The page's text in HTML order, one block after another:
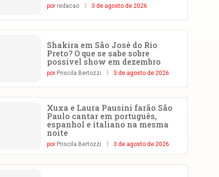
por redacao 3 de agosto de 2026
Shakira em São José do Rio
Preto? O que se sabe sobre
possível show em dezembro
por Priscila Bertozzi 3 de agosto de 2026
Xuxa e Laura Pausini farão São
Paulo cantar em português,
espanhol e italiano na mesma
noite
por Priscila Bertozzi 3 de agosto de 2026